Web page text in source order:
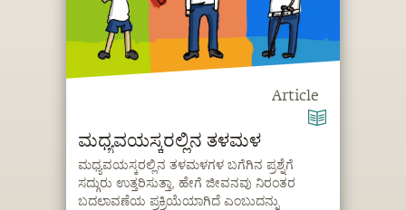
Article
ಮಧ್ಯವಯಸ್ಕರಲ್ಲಿನ ತಳಮಳ
ಮಧ್ಯವಯಸ್ಕರಲ್ಲಿನ ತಳಮಳಗಳ ಬಗೆಗಿನ ಪ್ರಶ್ನೆಗೆ
ಸದ್ಗುರು ಉತ್ತರಿಸುತ್ತಾ, ಹೇಗೆ ಜೀವನವು ನಿರಂತರ
ಬದಲಾವಣೆಯ ಪ್ರಕ್ರಿಯೆಯಾಗಿದೆ ಎಂಬುದನ್ನು